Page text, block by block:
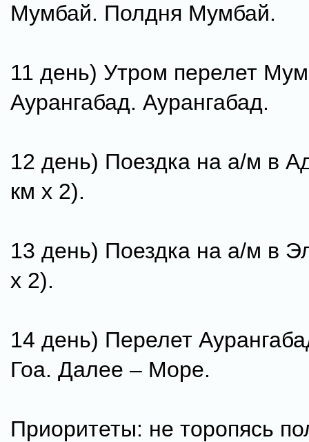
Мумбай. Полдня Мумбай.
11 день) Утром перелет
Аурангабад. Аурангабад.
12 день) Поездка на а/м в
км х 2).
13 день) Поездка на а/м в
х 2).
14 день) Перелет
Гоа. Далее – Море.
Приоритеты: не торопясь